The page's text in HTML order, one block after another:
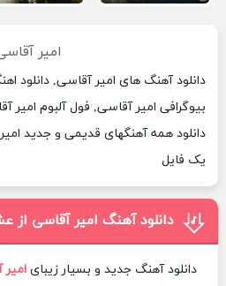
امیر
دانلود آهنگ های امیر آقاسی, دانلود
بیوگرافی امیر آقاسی, فول آلبوم امیر
دانلود همه آهنگهای قدیمی و جدید
یک فایل
دانلود آهنگ امیر آقاسی
دانلود آهنگ جدید و بسیار زیبای